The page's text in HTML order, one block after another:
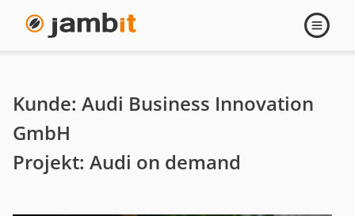
Audi
on
demand
Multi-
öffnen
Kunde: Audi Business Innovation
GmbH
Projekt: Audi on demand